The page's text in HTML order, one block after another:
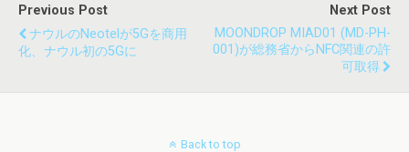
Previous Post
ナウルのNeotelが5Gを商用
化、ナウル初の5Gに
Next Post
MOONDROP MIAD01 (MD-PH-
001)が総務省からNFC関連の許
可取得
Back to top